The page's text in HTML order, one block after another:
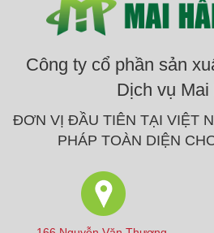
Công ty cổ phần sản
Dịch vụ Mai
ĐƠN VỊ ĐẦU TIÊN TẠI VIỆT
PHÁP TOÀN DIỆN